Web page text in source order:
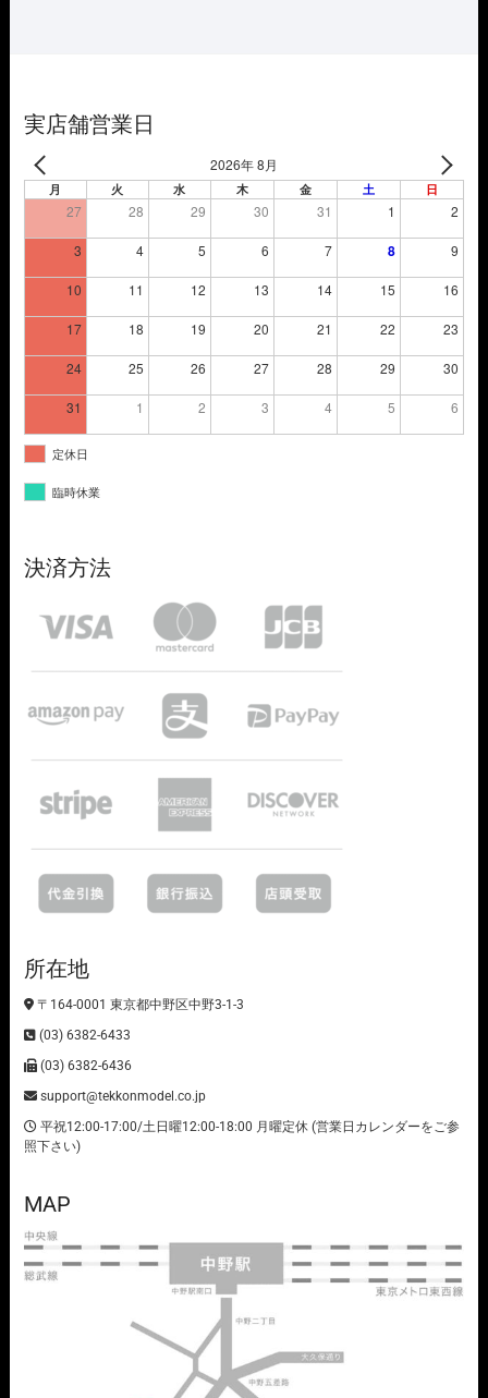
実店舗営業日
2026年 8月
月 火 水 木 金 土 日
27 28 29 30 31 1 2
3 4 5 6 7 8 9
10 11 12 13 14 15 16
17 18 19 20 21 22 23
24 25 26 27 28 29 30
31 1 2 3 4 5 6
定休日
臨時休業
決済方法
所在地
〒164-0001 東京都中野区中野3-1-3
(03) 6382-6433
(03) 6382-6436
support@tekkonmodel.co.jp
平祝12:00-17:00/土日曜12:00-18:00 月曜定休 (営業日カレンダーをご参
照下さい)
MAP